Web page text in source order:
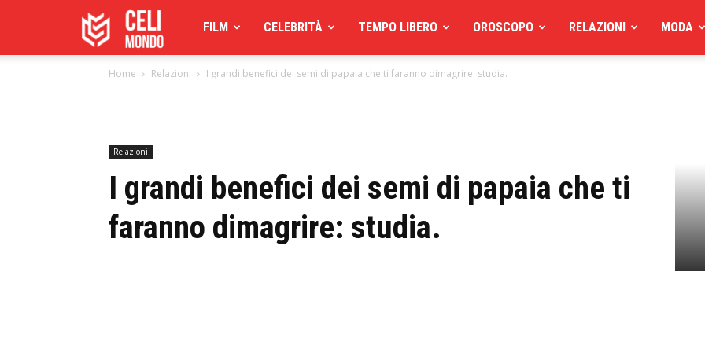
Celimoondo
FILM CELEBRITÀ TEMPO LIBERO OROSCOPO RELAZIONI MODA
Home Relazioni I grandi benefici dei semi di papaia che ti faranno dimagrire: studia.
Relazioni
I grandi benefici dei semi di papaia che ti
faranno dimagrire: studia.